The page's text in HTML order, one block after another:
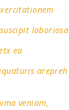
laboriosa
ea
arepreh
veniam,